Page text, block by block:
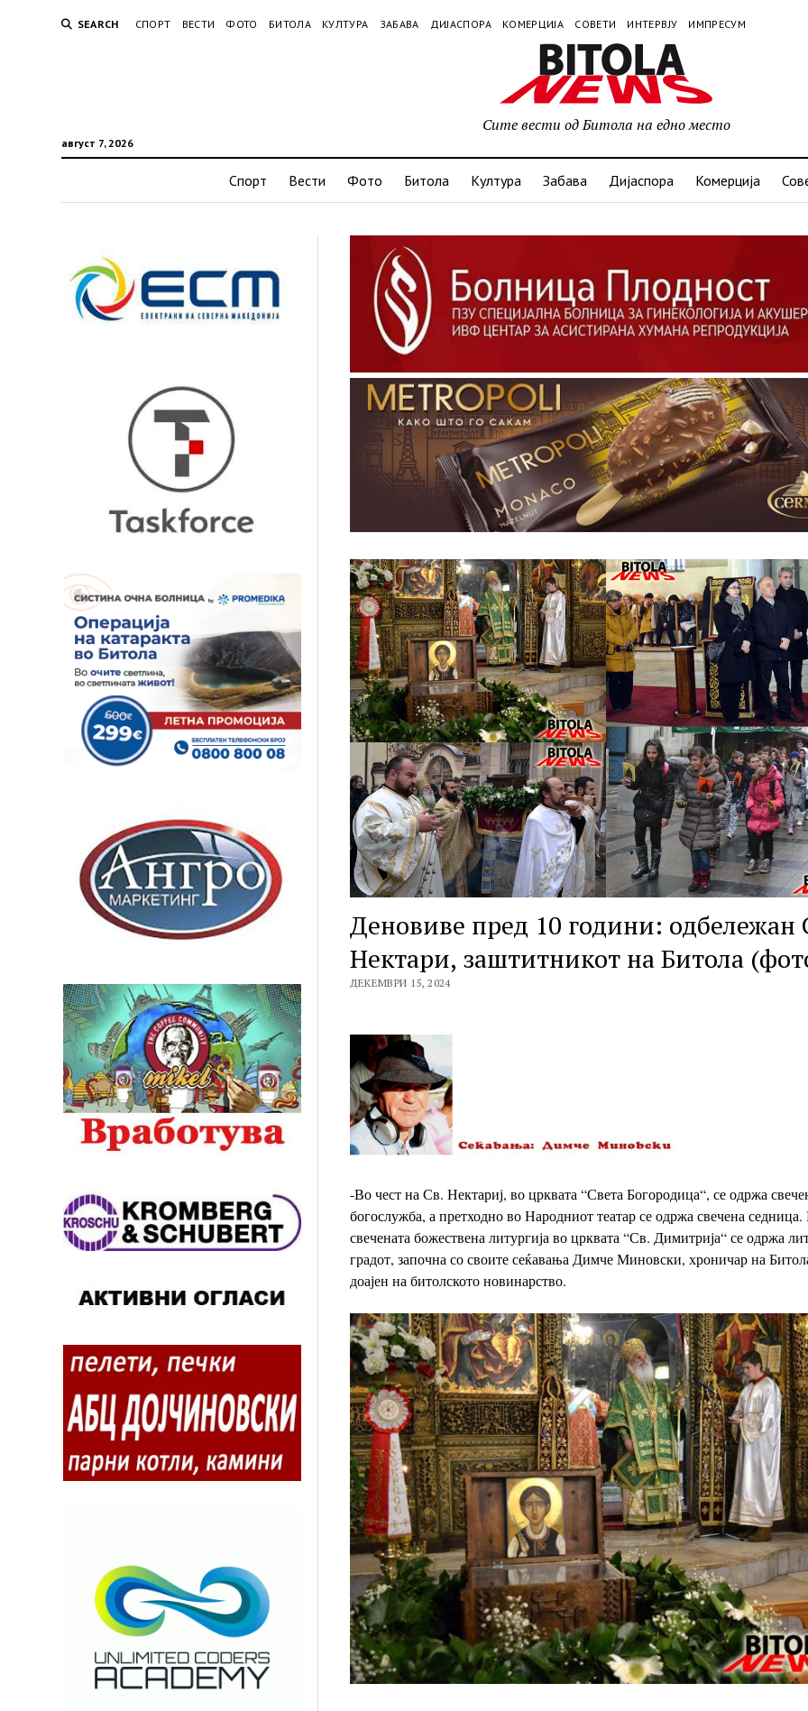
SEARCH СПОРТ ВЕСТИ ФОТО БИТОЛА КУЛТУРА ЗАБАВА ДИЈАСПОРА КОМЕРЦИЈА СОВЕТИ ИНТЕРВЈУ ИМПРЕСУМ
август 7, 2026
Сите вести од Битола на едно место
Спорт Вести Фото Битола Култура Забава Дијаспора Комерција
Деновиве пред 10 години: одбележан
Нектари, заштитникот на Битола
ДЕКЕМВРИ 15, 2024
-Во чест на Св. Нектариј, во црквата “Света Богородица“, се одржа
богослужба, а претходно во Народниот театарсе одржа свечена седница.
свечената божественалитургија во црквата “Св. Димитрија“ се одржа
градот, започна со своите сеќавања Димче Миновски, хроничар на
доајен на битолското новинарство.